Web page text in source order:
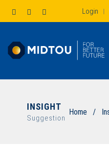
Login |
INSIGHT
Suggestion
Home /